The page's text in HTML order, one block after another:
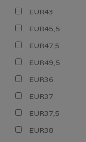
EUR43
EUR45,5
EUR47,5
EUR49,5
EUR36
EUR37
EUR37,5
EUR38